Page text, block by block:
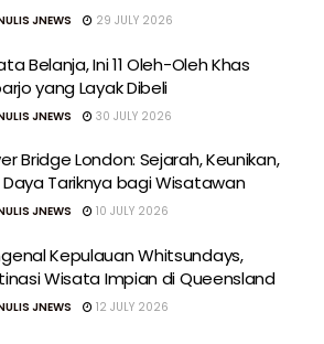
JNEWS 29 JULY 2026
Belanja, Ini 11 Oleh-Oleh Khas
yang Layak Dibeli
JNEWS 30 JULY 2026
Bridge London: Sejarah, Keunikan,
Tariknya bagi Wisatawan
JNEWS 10 JULY 2026
Kepulauan Whitsundays,
Wisata Impian di Queensland
JNEWS 12 JULY 2026